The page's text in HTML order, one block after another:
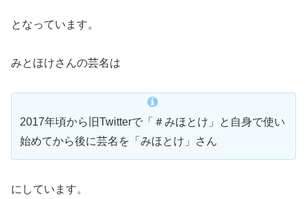
となっています。
みとほけさんの芸名は
2017年頃から旧Twitterで「＃みほとけ」と自身で使い
始めてから後に芸名を「みほとけ」さん
にしています。